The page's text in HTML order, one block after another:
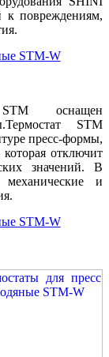
к повреждениям,
оснащен
STM
пресс-формы,
отключит
значений. В
и